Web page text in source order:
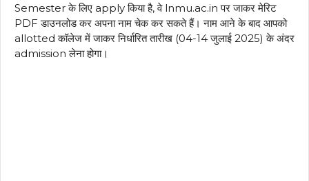
Semester के लिए apply किया है, वे lnmu.ac.in पर जाकर मेरिट
PDF डाउनलोड कर अपना नाम चेक कर सकते हैं। नाम आने के बाद आपको
allotted कॉलेज में जाकर निर्धारित तारीख (04-14 जुलाई 2025) के अंदर
admission लेना होगा।